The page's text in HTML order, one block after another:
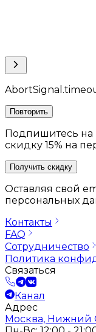
Повторить
Подпишитесь на
скидку 15% на
Получить скидку
Оставляя свой
персональных
Контакты
FAQ
Сотрудничество
Политика
Связаться
Канал
Адрес
Москва, Нижний